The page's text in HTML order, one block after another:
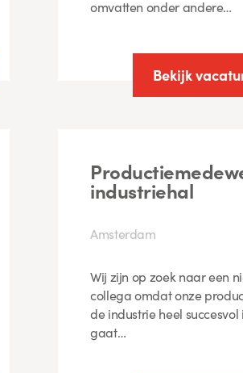
omvatten onder andere…
Bekijk
industriehal
Amsterdam
Wij zijn op zoek naar een
collega omdat onze
de industrie heel succesvol
gaat…